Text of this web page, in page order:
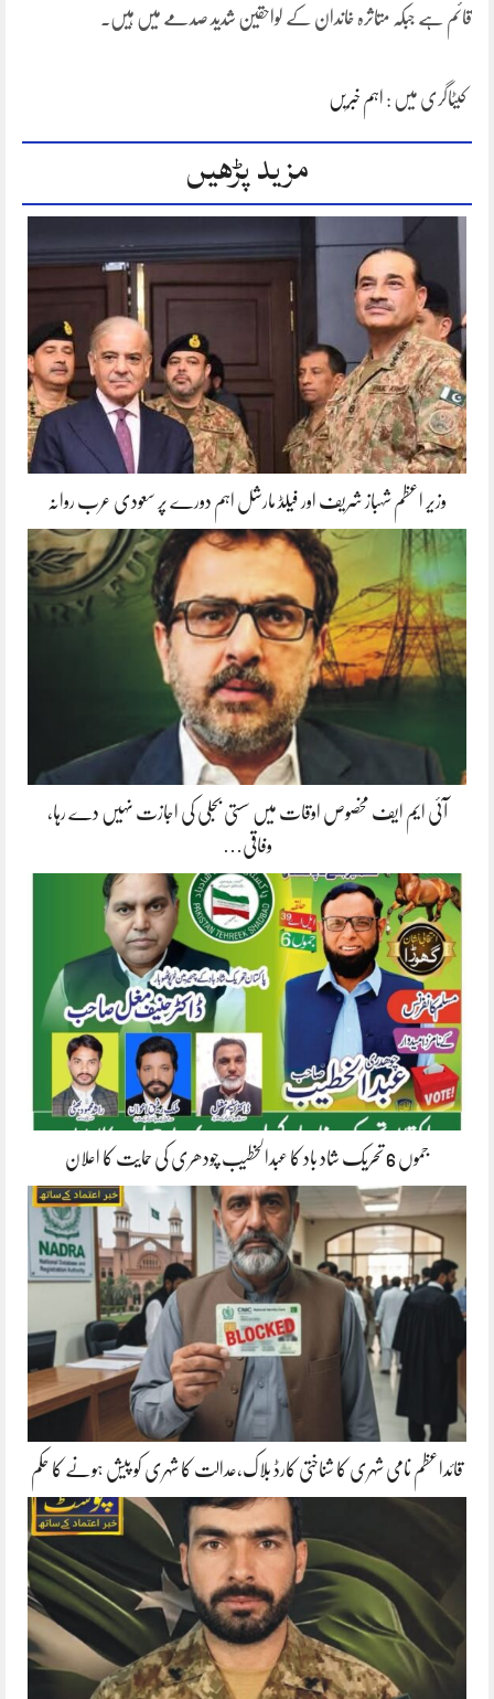
قائم ہے جبکہ متاثرہ خاندان کے لواحقین شدید صدمے میں ہیں۔
کیٹاگری میں : اہم خبریں
مزید پڑھیں
وزیر اعظم شہباز شریف اور فیلڈ مارشل اہم دورے پر سعودی عرب روانہ
آئی ایم ایف مخصوص اوقات میں سستی بجلی کی اجازت نہیں دے رہا،
وفاقی…
جموں 6 تحریک شاد باد کا عبدالخطیب چودھری کی حمایت کا اعلان
قائداعظم نامی شہری کا شناختی کارڈ بلاک،عدالت کا شہری کو پیش ہونے کا حکم